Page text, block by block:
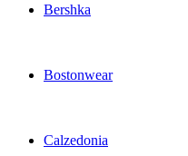
Bershka
Bostonwear
Calzedonia